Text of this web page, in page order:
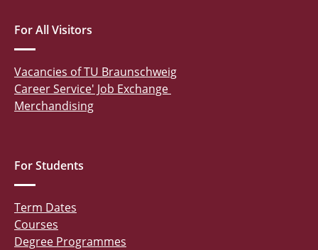
For All Visitors
Vacancies of TU Braunschweig
Career Service' Job Exchange
Merchandising
For Students
Term Dates
Courses
Degree Programmes